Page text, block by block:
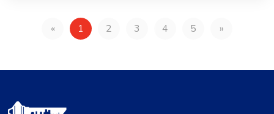
« 1 2 3 4 5 »